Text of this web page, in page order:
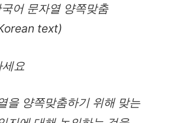
어 문자열 양쪽맞춤
text)
요
을 양쪽맞춤하기 위해 맞는